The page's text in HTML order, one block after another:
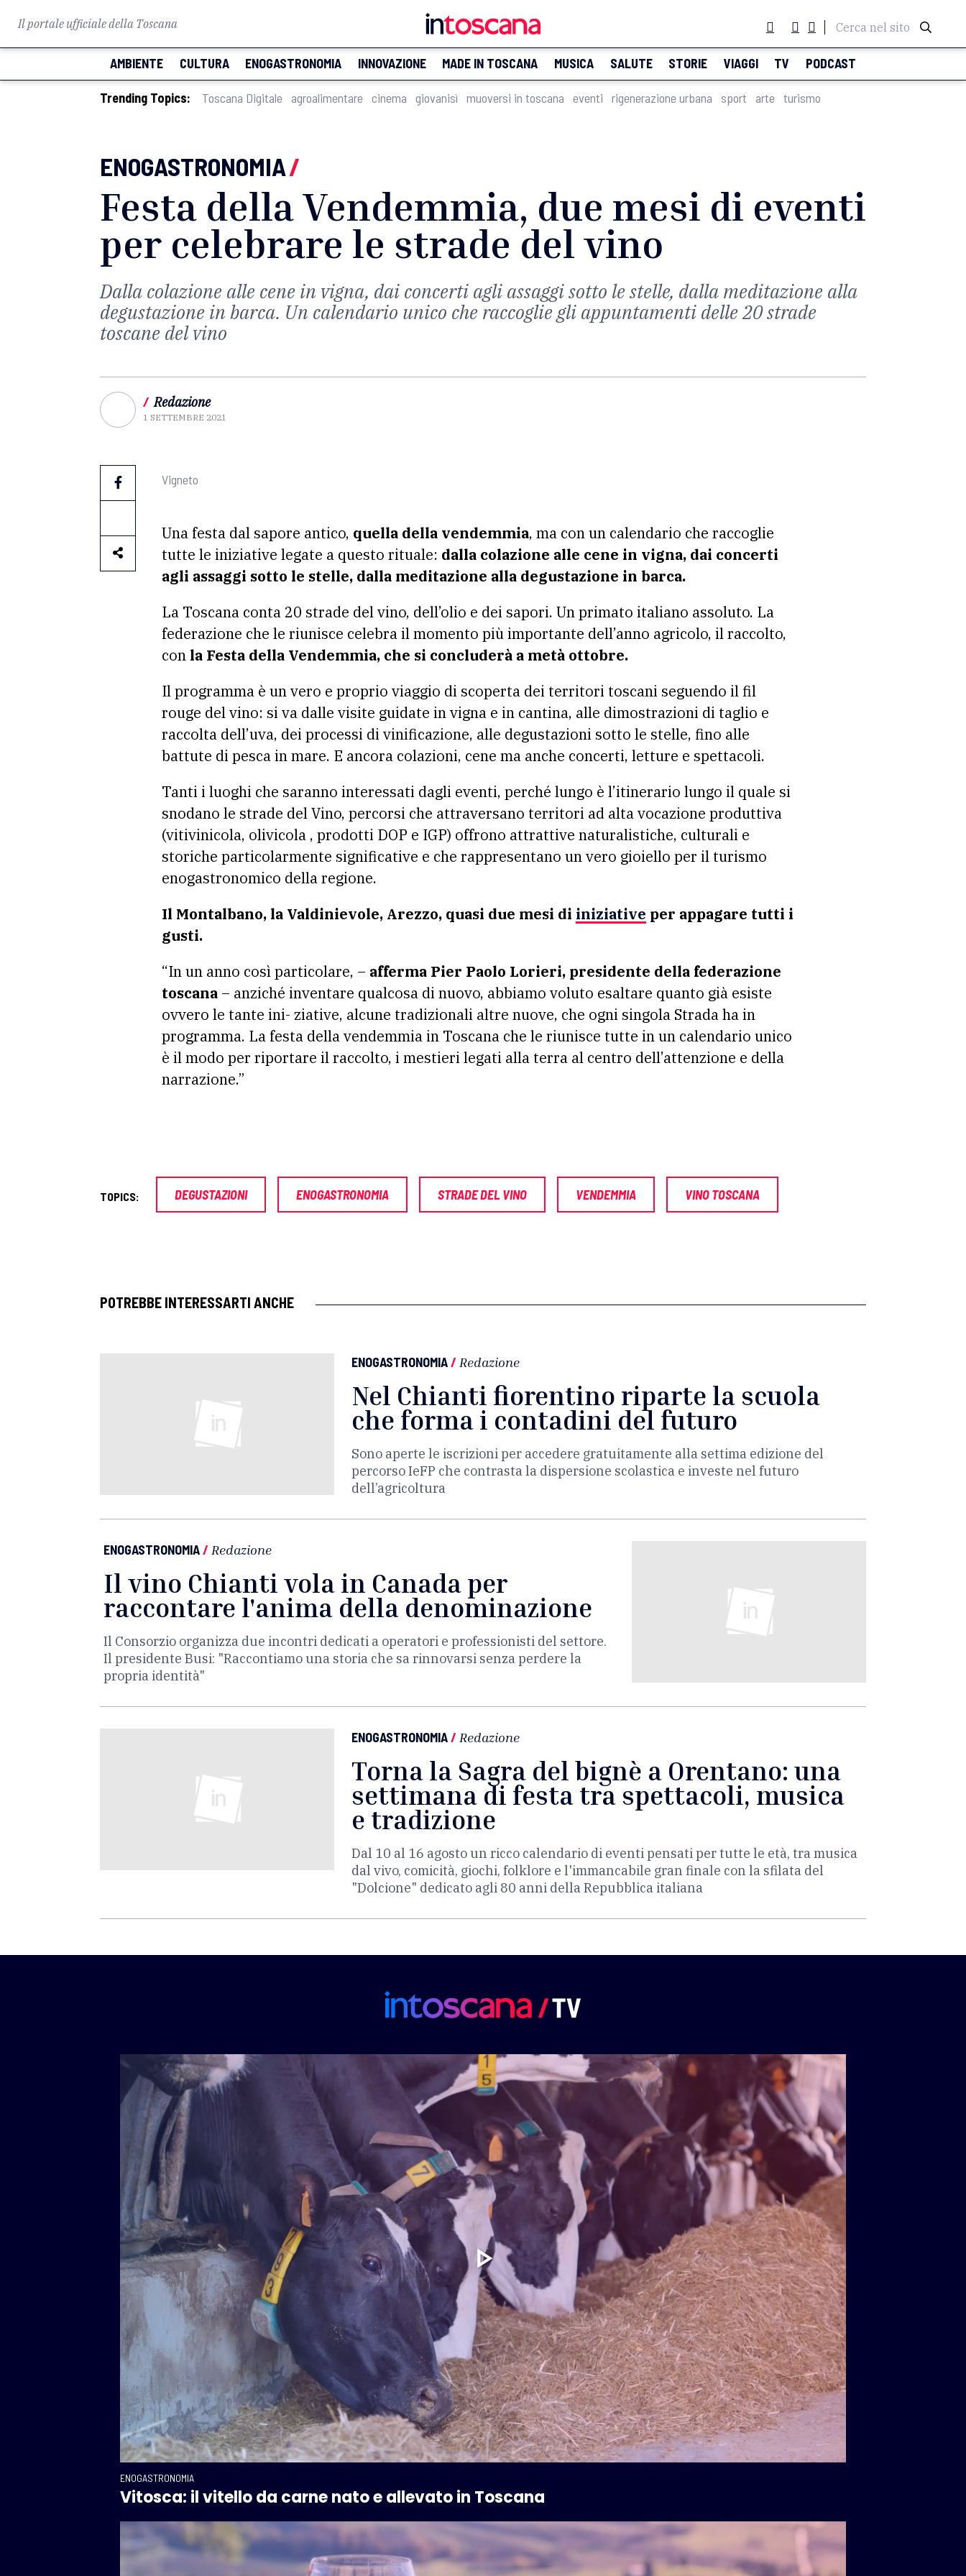
Il portale ufficiale della Toscana Cerca nel sito
AMBIENTE CULTURA ENOGASTRONOMIA INNOVAZIONE MADE IN TOSCANA MUSICA SALUTE STORIE VIAGGI TV PODCAST
Trending Topics: Toscana Digitale agroalimentare cinema giovanisì muoversi in toscana eventi rigenerazione urbana sport arte turismo
ENOGASTRONOMIA/
Festa della Vendemmia, due mesi di eventi
per celebrare le strade del vino
Dalla colazione alle cene in vigna, dai concerti agli assaggi sotto le stelle, dalla meditazione alla
degustazione in barca. Un calendario unico che raccoglie gli appuntamenti delle 20 strade
toscane del vino
/ Redazione
1 SETTEMBRE 2021
Vigneto
Una festa dal sapore antico, quella della vendemmia, ma con un calendario che raccoglie
tutte le iniziative legate a questo rituale: dalla colazione alle cene in vigna, dai concerti
agli assaggi sotto le stelle, dalla meditazione alla degustazione in barca.
La Toscana conta 20 strade del vino, dell’olio e dei sapori. Un primato italiano assoluto. La
federazione che le riunisce celebra il momento più importante dell’anno agricolo, il raccolto,
con la Festa della Vendemmia, che si concluderà a metà ottobre.
Il programma è un vero e proprio viaggio di scoperta dei territori toscani seguendo il fil
rouge del vino: si va dalle visite guidate in vigna e in cantina, alle dimostrazioni di taglio e
raccolta dell’uva, dei processi di vinificazione, alle degustazioni sotto le stelle, fino alle
battute di pesca in mare. E ancora colazioni, cene ma anche concerti, letture e spettacoli.
Tanti i luoghi che saranno interessati dagli eventi, perché lungo è l’itinerario lungo il quale si
snodano le strade del Vino, percorsi che attraversano territori ad alta vocazione produttiva
(vitivinicola, olivicola , prodotti DOP e IGP) offrono attrattive naturalistiche, culturali e
storiche particolarmente significative e che rappresentano un vero gioiello per il turismo
enogastronomico della regione.
Il Montalbano, la Valdinievole, Arezzo, quasi due mesi di iniziative per appagare tutti i
gusti.
“In un anno così particolare, – afferma Pier Paolo Lorieri, presidente della federazione
toscana – anziché inventare qualcosa di nuovo, abbiamo voluto esaltare quanto già esiste
ovvero le tante ini- ziative, alcune tradizionali altre nuove, che ogni singola Strada ha in
programma. La festa della vendemmia in Toscana che le riunisce tutte in un calendario unico
è il modo per riportare il raccolto, i mestieri legati alla terra al centro dell’attenzione e della
narrazione.”
TOPICS: DEGUSTAZIONI ENOGASTRONOMIA STRADE DEL VINO VENDEMMIA VINO TOSCANA
POTREBBE INTERESSARTI ANCHE
ENOGASTRONOMIA/ Redazione
Nel Chianti fiorentino riparte la scuola
che forma i contadini del futuro
Sono aperte le iscrizioni per accedere gratuitamente alla settima edizione del
percorso IeFP che contrasta la dispersione scolastica e investe nel futuro
dell’agricoltura
ENOGASTRONOMIA/ Redazione
Il vino Chianti vola in Canada per
raccontare l'anima della denominazione
Il Consorzio organizza due incontri dedicati a operatori e professionisti del settore.
Il presidente Busi: "Raccontiamo una storia che sa rinnovarsi senza perdere la
propria identità"
ENOGASTRONOMIA/ Redazione
Torna la Sagra del bignè a Orentano: una
settimana di festa tra spettacoli, musica
e tradizione
Dal 10 al 16 agosto un ricco calendario di eventi pensati per tutte le età, tra musica
dal vivo, comicità, giochi, folklore e l'immancabile gran finale con la sfilata del
"Dolcione" dedicato agli 80 anni della Repubblica italiana
ENOGASTRONOMIA
Vitosca: il vitello da carne nato e allevato in Toscana